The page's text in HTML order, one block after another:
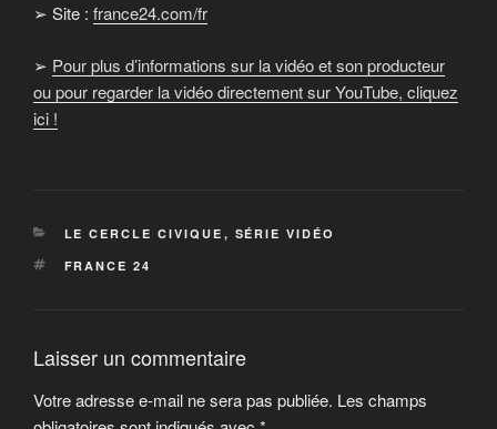
➢ Site : france24.com/fr
➢ Pour plus d’informations sur la vidéo et son producteur
ou pour regarder la vidéo directement sur YouTube, cliquez
ici !
CATÉGORIES
LE CERCLE CIVIQUE , SÉRIE VIDÉO
ÉTIQUETTES
FRANCE 24
Laisser un commentaire
Votre adresse e-mail ne sera pas publiée. Les champs